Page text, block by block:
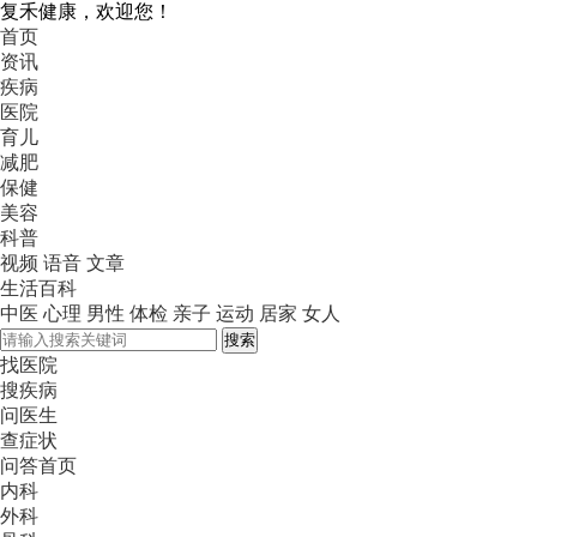
复禾健康，欢迎您！
首页
资讯
疾病
医院
育儿
减肥
保健
美容
科普
视频 语音 文章
生活百科
中医 心理 男性 体检 亲子 运动 居家 女人
搜索
找医院
搜疾病
问医生
查症状
问答首页
内科
外科